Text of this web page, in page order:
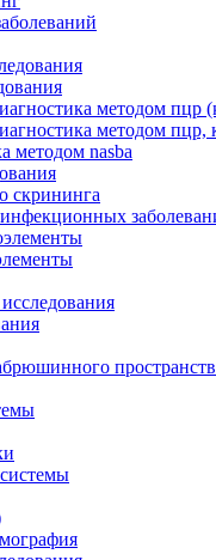
методом пцр
методом пцр,
методом nasba
скрининга